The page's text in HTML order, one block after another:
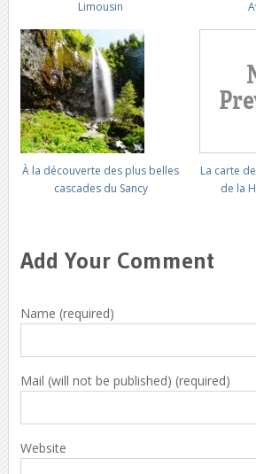
Limousin
À la découverte des plus belles
cascades du Sancy
La carte
de la
Add Your Comment
Name (required)
Mail (will not be published) (required)
Website